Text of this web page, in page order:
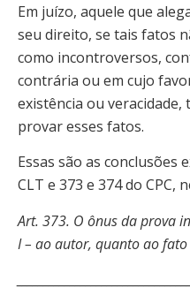
Em juízo, aquele que
seu direito, se tais fatos
como incontroversos,
contrária ou em cujo
existência ou
provar esses fatos.
Essas são as conclusões
CLT e 373 e 374 do CPC,
Art. 373. O ônus da prova
I – ao autor, quanto ao